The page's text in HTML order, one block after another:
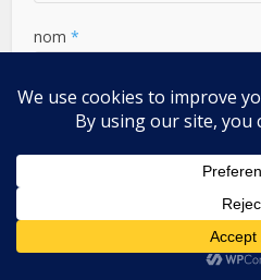
nom *
*
Website